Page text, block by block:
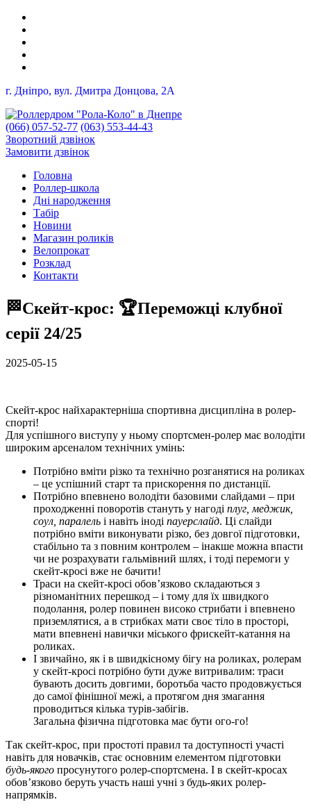
г. Дніпро, вул. Дмитра Донцова, 2A
(066) 057-52-77 (063) 553-44-43
Зворотний дзвінок
Замовити дзвінок
Головна
Роллер-школа
Дні народження
Табір
Новини
Магазин роликів
Велопрокат
Розклад
Контакти
🏁Скейт-крос: 🏆Переможці клубної
серії 24/25
2025-05-15
Скейт-крос найхарактерніша спортивна дисципліна в ролер-
спорті!
Для успішного виступу у ньому спортсмен-ролер має володіти
широким арсеналом технічних умінь:
Потрібно вміти різко та технічно розганятися на роликах
– це успішний старт та прискорення по дистанції.
Потрібно впевнено володіти базовими слайдами – при
проходженні поворотів стануть у нагоді плуг, меджик,
соул, паралель і навіть іноді пауерслайд. Ці слайди
потрібно вміти виконувати різко, без довгої підготовки,
стабільно та з повним контролем – інакше можна впасти
чи не розрахувати гальмівний шлях, і тоді перемоги у
скейт-кросі вже не бачити!
Траси на скейт-кросі обов’язково складаються з
різноманітних перешкод – і тому для їх швидкого
подолання, ролер повинен високо стрибати і впевнено
приземлятися, а в стрибках мати своє тіло в просторі,
мати впевнені навички міського фрискейт-катання на
роликах.
І звичайно, як і в швидкісному бігу на роликах, ролерам
у скейт-кросі потрібно бути дуже витривалим: траси
бувають досить довгими, боротьба часто продовжується
до самої фінішної межі, а протягом дня змагання
проводиться кілька турів-забігів.
Загальна фізична підготовка має бути ого-го!
Так скейт-крос, при простоті правил та доступності участі
навіть для новачків, стає основним елементом підготовки
будь-якого просунутого ролер-спортсмена. І в скейт-кросах
обов’язково беруть участь наші учні з будь-яких ролер-
напрямків.